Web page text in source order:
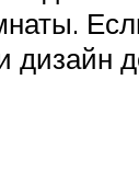
дизайн